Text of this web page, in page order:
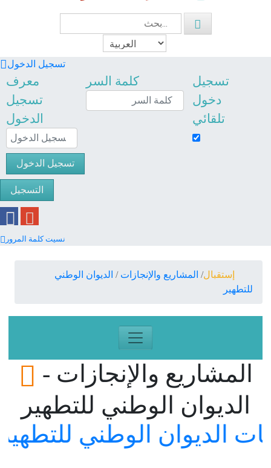
تسجيل الدخول
معرف
تسجيل
الدخول
كلمة السر
تسجيل
دخول
تلقائي
تسجيل الدخول
التسجيل
نسيت كلمة المرور
إستقبال المشاريع والإنجازات
الديوان الوطني
للتطهير
الديوان الوطني للتطهير
الديوان الوطني